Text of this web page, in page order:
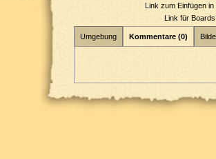
Link zum Einfügen
Link für
Umgebung Kommentare (0)